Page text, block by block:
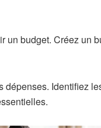
un budget. Créez un
dépenses. Identifiez